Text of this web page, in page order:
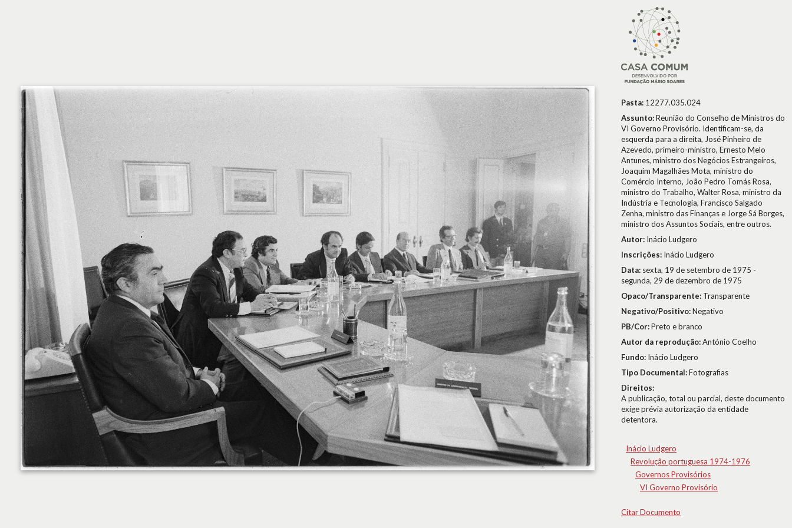
Pasta: 12277.035.024
Assunto:Reunião do Conselho de Ministros do
VI Governo Provisório. Identificam-se, da
esquerda para a direita, José Pinheiro de
Azevedo, primeiro-ministro, Ernesto Melo
Antunes, ministro dos Negócios Estrangeiros,
Joaquim Magalhães Mota, ministro do
Comércio Interno, João Pedro Tomás Rosa,
ministro do Trabalho, Walter Rosa, ministro da
Indústria e Tecnologia, Francisco Salgado
Zenha, ministro das Finanças e Jorge Sá Borges,
ministro dos Assuntos Sociais, entre outros.
Autor: Inácio Ludgero
Inscrições: Inácio Ludgero
Data: sexta, 19 de setembro de 1975 -
segunda, 29 de dezembro de 1975
Opaco/Transparente: Transparente
Negativo/Positivo:Negativo
PB/Cor:Preto e branco
Autor da reprodução:António Coelho
Fundo: Inácio Ludgero
Tipo Documental:Fotografias
Direitos:
A publicação, total ou parcial, deste documento
exige prévia autorização da entidade
detentora.
Inácio Ludgero
Revolução portuguesa 1974-1976
Governos Provisórios
VI Governo Provisório
Citar Documento